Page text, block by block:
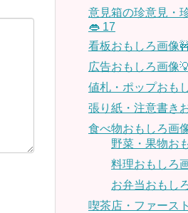
意見箱の珍意見・
👄 17
看板おもしろ画像
広告おもしろ画像
値札・ポップおも
張り紙・注意書き
食べ物おもしろ画
野菜・果物お
料理おもしろ
お弁当おもし
喫茶店・ファース